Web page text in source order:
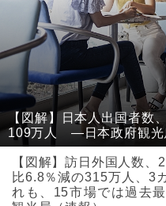
【図解】日本人出国者数
109万人 ―日本政府観光
【図解】訪日外国人数、
比6.8％減の315万人、3
れも、15市場では過